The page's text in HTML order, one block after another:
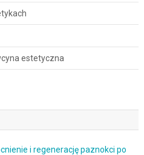
estetyczna
i regenerację paznokci po